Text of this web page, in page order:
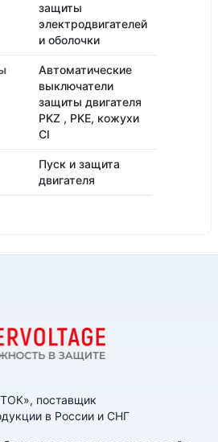
защиты
электродвигателей
и оболочки
Автоматические
выключатели
защиты двигателя
PKZ , PKE, кожухи
CI
Пуск и защита
двигателя
поставщик
в России и СНГ